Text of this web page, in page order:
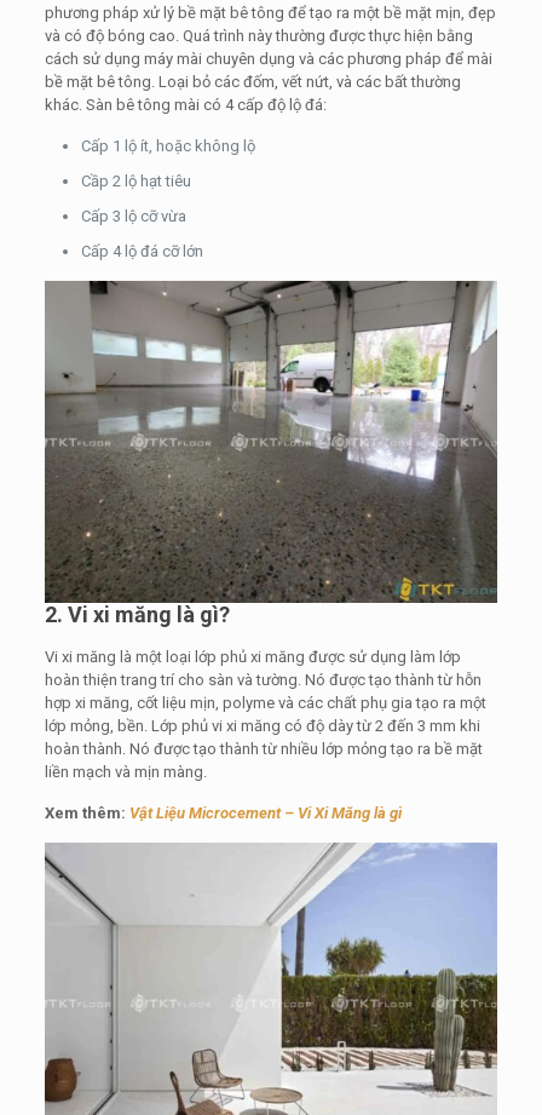
phương pháp xử lý bề mặt bê tông để tạo ra một bề mặt mịn, đẹp
và có độ bóng cao. Quá trình này thường được thực hiện bằng
cách sử dụng máy mài chuyên dụng và các phương pháp để mài
bề mặt bê tông. Loại bỏ các đốm, vết nứt, và các bất thường
khác. Sàn bê tông mài có 4 cấp độ lộ đá:
Cấp 1 lộ ít, hoặc không lộ
Cầp 2 lộ hạt tiêu
Cấp 3 lộ cỡ vừa
Cấp 4 lộ đá cỡ lớn
2. Vi xi măng là gì?
Vi xi măng là một loại lớp phủ xi măng được sử dụng làm lớp
hoàn thiện trang trí cho sàn và tường. Nó được tạo thành từ hỗn
hợp xi măng, cốt liệu mịn, polyme và các chất phụ gia tạo ra một
lớp mỏng, bền. Lớp phủ vi xi măng có độ dày từ 2 đến 3 mm khi
hoàn thành. Nó được tạo thành từ nhiều lớp mỏng tạo ra bề mặt
liền mạch và mịn màng.
Xem thêm: Vật Liệu Microcement – Vi Xi Măng là gì